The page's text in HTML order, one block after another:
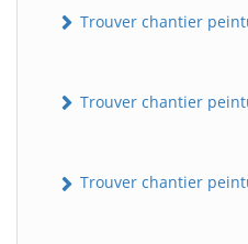
Trouver chantier
Trouver chantier
Trouver chantier